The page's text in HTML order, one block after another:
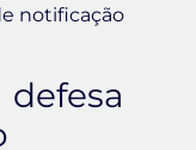
notificação